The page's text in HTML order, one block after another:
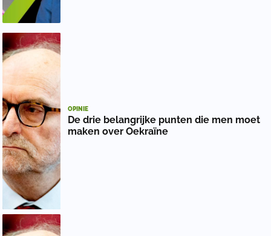
OPINIE
De drie belangrijke punten die men moet
maken over Oekraïne